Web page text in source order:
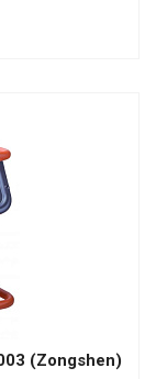
(Zongshen)